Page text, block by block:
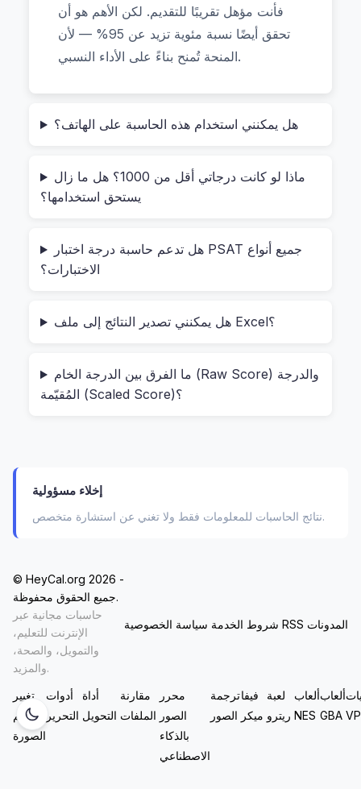
بيانات شخصية — كل ما عليك فعله هو كتابة عدد الإجابات
الصحيحة في كل قسم، ثم تظهر النتيجة فورًا داخل
متصفحك. لا يتم رفع أي شيء إلى الخوادم، ولا توجد
وبدون أي ضغط.
البيانات، بدون تأخير. لم أشعر أبدًا بأنني أُدخل بيانات
حساسة — لأن الحاسبة تُعالج كل شيء داخل جهازك
كنت تُخطط لتقديم نفسك على منح أو تخصصات
مرموقة.
كيف تستخدمها خطوة بخطوة؟ (تجربة عملية)
الموقف:
الكتابة: 32/44
الرياضيات: 40/44
الاختبار (PSAT 10). ثم اكتب الأرقام الثلاثة كما هي — لا
حاجة لتحويل أو تقريب. بعد الضغط على "احسب"،
ستظهر لك:
تحليل الأداء: كتابة متوسطة، رياضيات ممتازة، قراءة
فأنت مؤهل تقريبًا للتقديم. لكن الأهم هو أن
تحقق أيضًا نسبة مئوية تزيد عن 95% — لأن
المنحة تُمنح بناءً على الأداء النسبي.
هل يمكنني استخدام هذه الحاسبة على الهاتف؟
ماذا لو كانت درجاتي أقل من 1000؟ هل ما زال
هل تدعم حاسبة درجة اختبار PSAT جميع أنواع
ما الفرق بين الدرجة الخام (Raw Score) والدرجة
إخلاء مسؤولية
نتائج الحاسبات للمعلومات فقط ولا تغني عن استشارة متخصص.
© HeyCal.org 2026 -
جميع الحقوق محفوظة.
حاسبات مجانية عبر
الإنترنت للتعليم،
والتمويل، والصحة،
والمزيد.
RSS المدونات
تغيير
حجم
الصورة
أدوات
أداة
مقارنة
محرر
الصور
بالذكاء
الاصطناعي
ترجمةفيفا
لعبة
ألعاب
NES
ألعاب
GBA